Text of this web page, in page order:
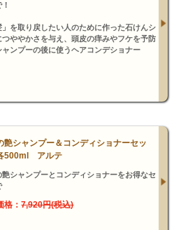
」を取り戻したい人のために作った石けんシ
ややかさを与え、頭皮の痒みやフケを予防
ンプーの後に使うヘアコンデショナー
艶シャンプー＆コンディショナーセッ
500ml アルテ
艶シャンプーとコンディショナーをお得なセ
格：7,920円(税込)